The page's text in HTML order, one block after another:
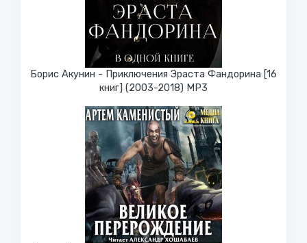
Борис Акунин - Приключения Эраста Фандорина [16
книг] (2003-2018) МР3